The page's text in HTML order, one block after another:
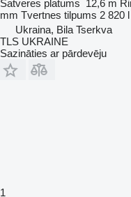
Satveres platums 12,6 m
mm Tvertnes tilpums 2 820 l
Ukraina, Bila Tserkva
TLS UKRAINE
Sazināties ar pārdevēju
1